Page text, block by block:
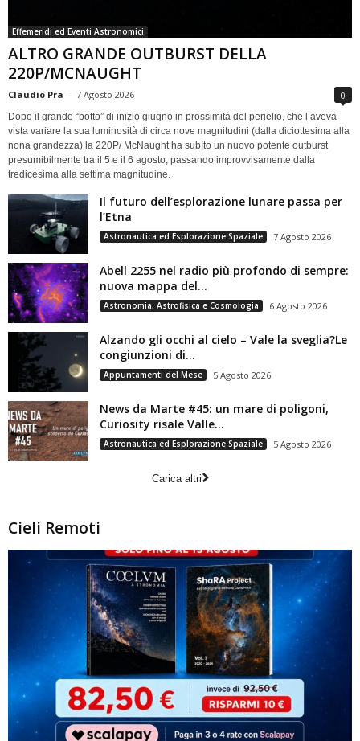
Effemeridi ed Eventi Astronomici
ALTRO GRANDE OUTBURST DELLA
220P/MCNAUGHT
Claudio Pra - 7 Agosto 2026 0
Dopo il grande “botto” di inizio giugno in prossimità del perielio, che l’aveva
vista variare la sua luminosità di circa nove magnitudini (dalla diciottesima alla
nona grandezza) la 220P/ McNaught ha subìto un nuovo potente outburst
presumibilmente tra il 5 e il 6 agosto, passando improvvisamente dalla
tredicesima alla settima magnitudine.
Il futuro dell’esplorazione lunare passa per
l’Etna
Astronautica ed Esplorazione Spaziale 7 Agosto 2026
Abell 2255 nel radio più profondo di sempre:
nuova mappa del...
Astronomia, Astrofisica e Cosmologia 6 Agosto 2026
Alzando gli occhi al cielo – Vale la sveglia?Le
congiunzioni di...
Appuntamenti del Mese 5 Agosto 2026
News da Marte #45: un mare di poligoni,
Curiosity risale Valle...
Astronautica ed Esplorazione Spaziale 5 Agosto 2026
Carica altri
Cieli Remoti